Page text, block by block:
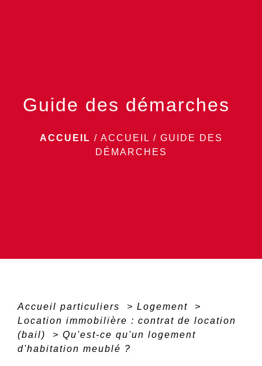
Guide des démarches
ACCUEIL / ACCUEIL / GUIDE DES
DÉMARCHES
Accueil particuliers > Logement
>
Location immobilière : contrat de location
(bail)
> Qu'est-ce qu'un logement
d'habitation meublé ?